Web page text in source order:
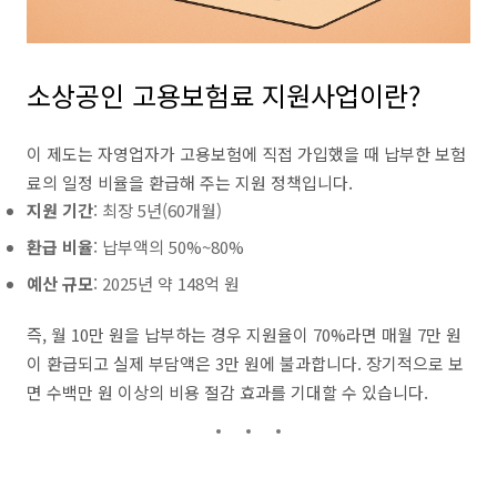
소상공인 고용보험료 지원사업이란?
이 제도는 자영업자가 고용보험에 직접 가입했을 때 납부한 보험
료의 일정 비율을 환급해 주는 지원 정책입니다.
지원 기간: 최장 5년(60개월)
환급 비율: 납부액의 50%~80%
예산 규모: 2025년 약 148억 원
즉, 월 10만 원을 납부하는 경우 지원율이 70%라면 매월 7만 원
이 환급되고 실제 부담액은 3만 원에 불과합니다. 장기적으로 보
면 수백만 원 이상의 비용 절감 효과를 기대할 수 있습니다.